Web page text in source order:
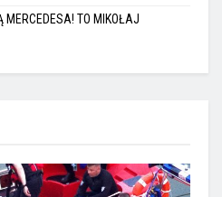
MERCEDESA! TO MIKOŁAJ